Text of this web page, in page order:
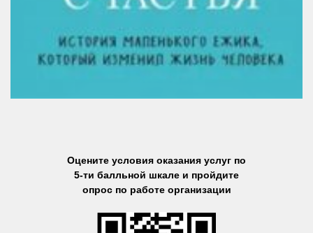
Оцените условия оказания услуг по
5-ти балльной шкале и пройдите
опрос по работе организации